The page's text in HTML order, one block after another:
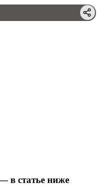
в статье ниже